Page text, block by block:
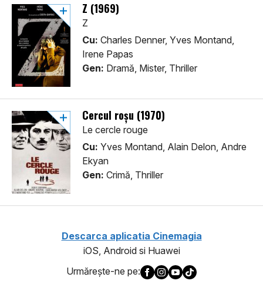
Z (1969)
Z
Cu: Charles Denner, Yves Montand,
Irene Papas
Gen: Dramă, Mister, Thriller
Cercul roşu (1970)
Le cercle rouge
Cu: Yves Montand, Alain Delon, Andre
Ekyan
Gen: Crimă, Thriller
Descarca aplicatia Cinemagia
iOS, Android si Huawei
Urmăreşte-ne pe: